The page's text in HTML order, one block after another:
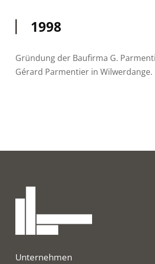
1998
Gründung der Baufirma G.
Gérard Parmentier in Wilwerdange.
Unternehmen